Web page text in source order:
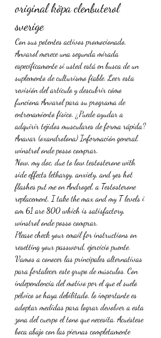
original köpa clenbuterol
sverige
Con sus potentes activos promocionado,
Anvarol merece una segunda mirada
específicamente si usted está en busca de un
suplemento de culturismo fiable. Leer esta
revisión del artículo y descubrir cómo
funciona Anvarol para su programa de
entrenamiento físico. ¿Puede ayudar a
adquirir tejidos musculares de forma rápida?
Anavar (oxandrolona) Información general,
winstrol onde posso comprar.
Now, my doc, due to low testosterone with
side effects lethargy, anxiety, and yes hot
flashes put me on Androgel, a Testosterone
replacement, I take the max and my T levels i
am 61 are 800 which is satisfactory,
winstrol onde posso comprar.
Please check your email for instructions on
resetting your password, ejercicio puente.
Vamos a conocer las principales alternativas
para fortalecer este grupo de músculos. Con
independencia del motivo por el que el suelo
pélvico se haya debilitado, lo importante es
adoptar medidas para lograr devolver a esta
zona del cuerpo el tono que necesita. Acuéstese
boca abajo con las piernas completamente